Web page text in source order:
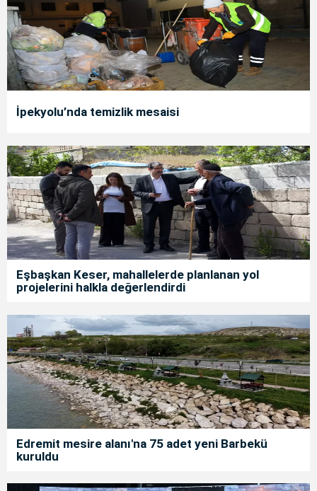
İpekyolu’nda temizlik mesaisi
Eşbaşkan Keser, mahallelerde planlanan yol
projelerini halkla değerlendirdi
Edremit mesire alanı'na 75 adet yeni Barbekü
kuruldu